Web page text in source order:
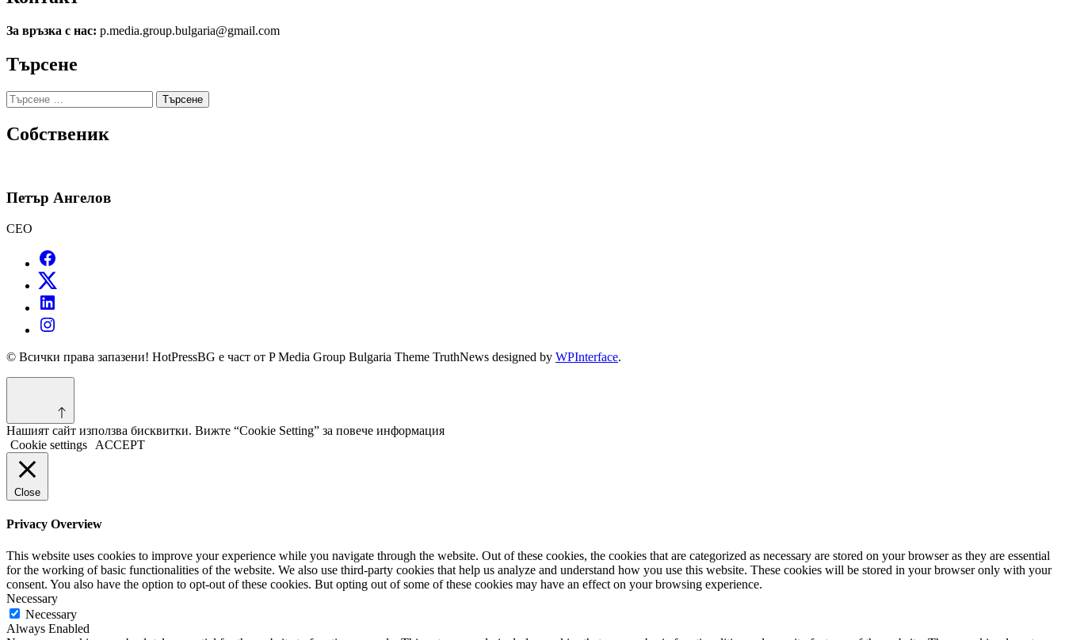
За връзка с нас: p.media.group.bulgaria@gmail.com
Търсене
Търсене
за:
Собственик
Петър Ангелов
CEO
© Всички права запазени! HotPressBG е част от P Media Group Bulgaria Theme TruthNews designed by WPInterface.
Нашият сайт използва бисквитки. Вижте “Cookie Setting” за повече информация
Cookie settings
ACCEPT
Close
Privacy Overview
This website uses cookies to improve your experience while you navigate through the website. Out of these cookies, the cookies that are categorized as necessary are stored on your browser as they are essential
for the working of basic functionalities of the website. We also use third-party cookies that help us analyze and understand how you use this website. These cookies will be stored in your browser only with your
consent. You also have the option to opt-out of these cookies. But opting out of some of these cookies may have an effect on your browsing experience.
Necessary
Necessary
Always Enabled